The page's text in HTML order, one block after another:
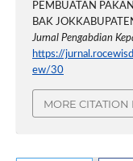
PEMBUATAN
BAK
Jurnal Pengabdian
https://
ew/30
MORE CITATION